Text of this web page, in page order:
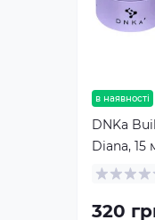
в наявності
DNKa
Diana, 15
320